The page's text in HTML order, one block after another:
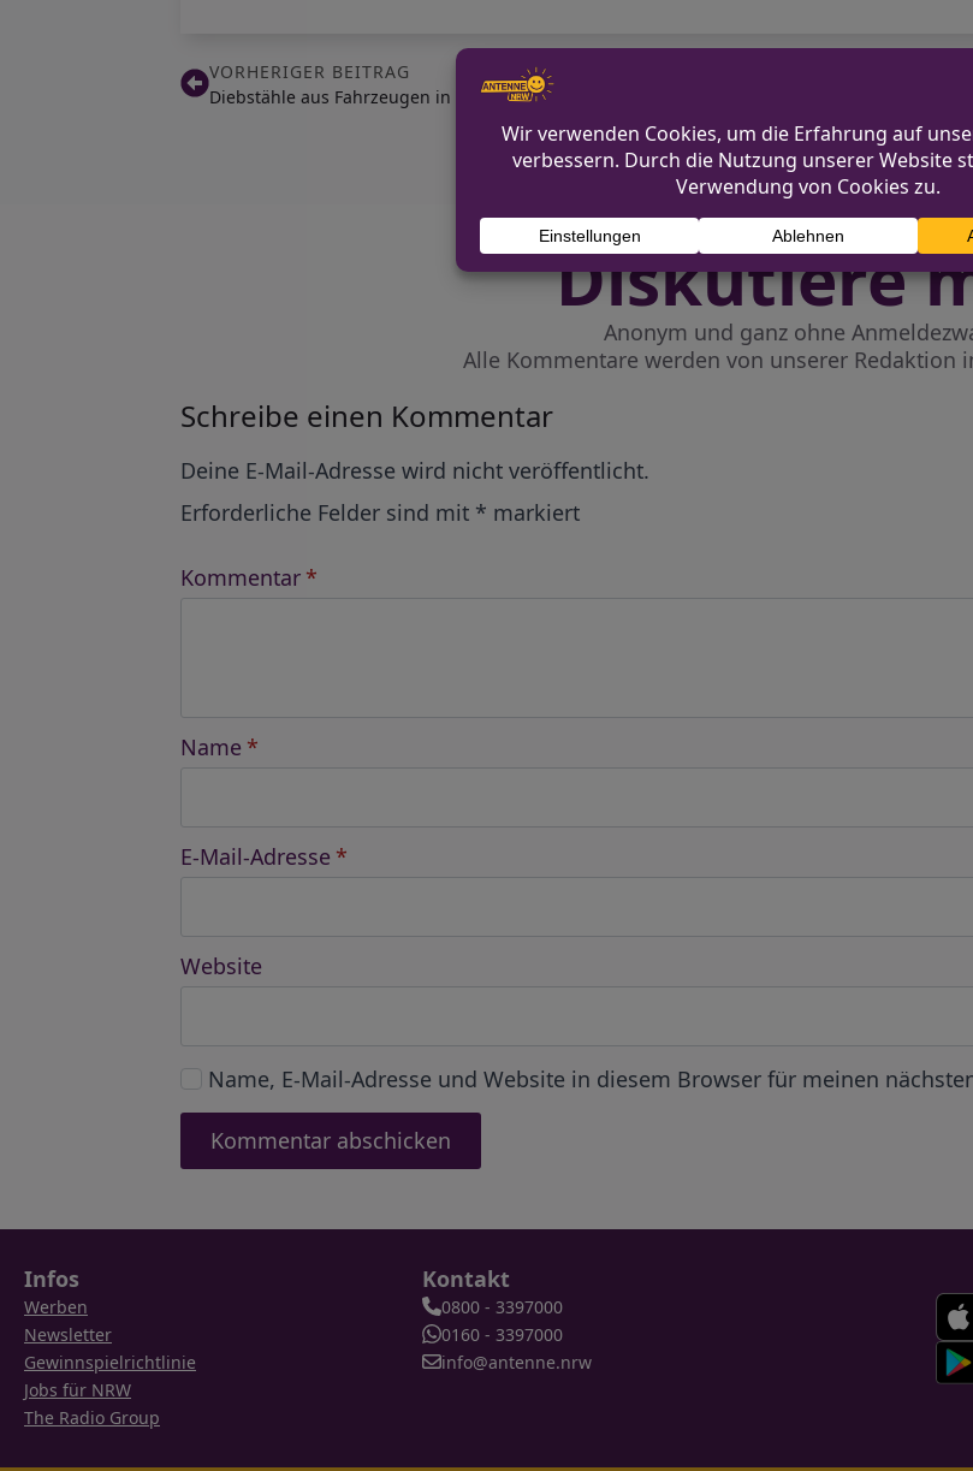
VORHERIGER BEITRAG
Diebstähle aus Fahrzeugen in Heinsberg und Erkelenz
Diskutiere
Anonym und ganz ohne
Alle Kommentare werden von unserer Redaktion
Schreibe einen Kommentar
Deine E-Mail-Adresse wird nicht veröffentlicht.
Erforderliche Felder sind mit * markiert
Kommentar *
Name *
E-Mail-Adresse *
Website
Name, E-Mail-Adresse und Website in diesem Browser für meinen
Infos
Werben
Newsletter
Gewinnspielrichtlinie
Jobs für NRW
The Radio Group
Kontakt
0800 - 3397000
0160 - 3397000
info@antenne.nrw